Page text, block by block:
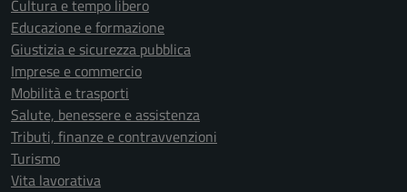
Cultura e tempo libero
Educazione e formazione
Giustizia e sicurezza pubblica
Imprese e commercio
Mobilità e trasporti
Salute, benessere e assistenza
Tributi, finanze e contravvenzioni
Turismo
Vita lavorativa